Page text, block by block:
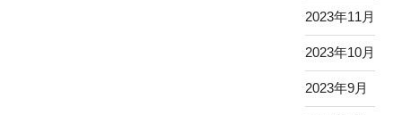
2023年11月
2023年10月
2023年9月